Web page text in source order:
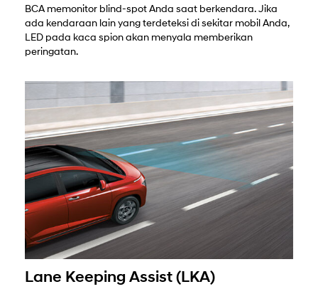
BCA memonitor blind-spot Anda saat berkendara. Jika
ada kendaraan lain yang terdeteksi di sekitar mobil Anda,
LED pada kaca spion akan menyala memberikan
peringatan.
Lane Keeping Assist (LKA)